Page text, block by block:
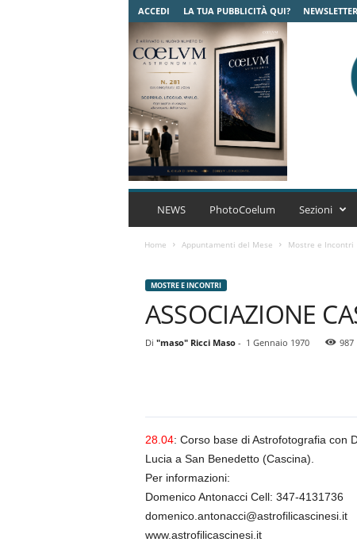
ACCEDI LA TUA PUBBLICITÀ QUI? NEWSLETTER
C
s
t
r
a
NEWS PhotoCoelum Sezioni
Home Appuntamenti del Mese Mostre e Incontri
MOSTRE E INCONTRI
ASSOCIAZIONE
Di "maso" Ricci Maso- 1 Gennaio 1970 987
28.04: Corso base di Astrofotografia con
Lucia a San Benedetto (Cascina).
Per informazioni:
Domenico Antonacci Cell: 347-4131736
domenico.antonacci@astrofilicascinesi.it
www.astrofilicascinesi.it